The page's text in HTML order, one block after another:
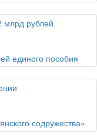
единого пособия
содружества»